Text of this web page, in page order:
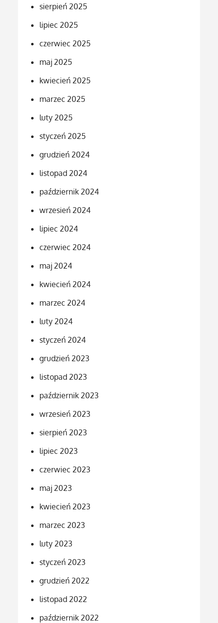
sierpień 2025
lipiec 2025
czerwiec 2025
maj 2025
kwiecień 2025
marzec 2025
luty 2025
styczeń 2025
grudzień 2024
listopad 2024
październik 2024
wrzesień 2024
lipiec 2024
czerwiec 2024
maj 2024
kwiecień 2024
marzec 2024
luty 2024
styczeń 2024
grudzień 2023
listopad 2023
październik 2023
wrzesień 2023
sierpień 2023
lipiec 2023
czerwiec 2023
maj 2023
kwiecień 2023
marzec 2023
luty 2023
styczeń 2023
grudzień 2022
listopad 2022
październik 2022